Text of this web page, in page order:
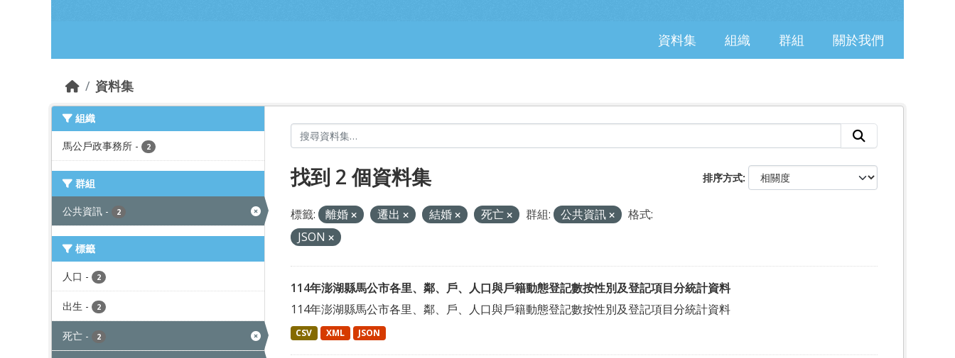
資料集 組織 群組 關於我們
資料集
組織
馬公戶政事務所 - 2
群組
公共資訊 - 2
標籤
人口 - 2
出生 - 2
死亡 - 2
排序方式
找到 2 個資料集
標籤: 離婚 遷出 結婚 死亡 群組: 公共資訊
格式:
JSON
114年澎湖縣馬公市各里、鄰、戶、人口與戶籍動態登記數按性別及登記項目分統計資料
114年澎湖縣馬公市各里、鄰、戶、人口與戶籍動態登記數按性別及登記項目分統計資料
CSV XML JSON